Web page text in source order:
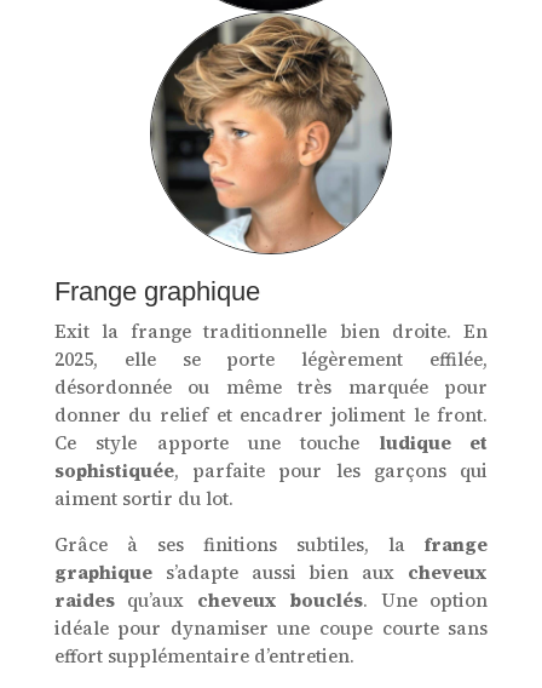
Frange graphique
Exit la frange traditionnelle bien droite. En
2025, elle se porte légèrement effilée,
désordonnée ou même très marquée pour
donner du relief et encadrer joliment le front.
Ce style apporte une touche ludique et
sophistiquée, parfaite pour les garçons qui
aiment sortir du lot.
Grâce à ses finitions subtiles, lafrange
graphiques’adapte aussi bien aux cheveux
raidesqu’aux cheveux bouclés. Une option
idéale pour dynamiser une coupe courte sans
effort supplémentaire d’entretien.